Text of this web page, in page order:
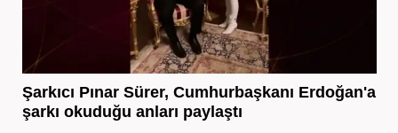
Şarkıcı Pınar Sürer, Cumhurbaşkanı Erdoğan'a
şarkı okuduğu anları paylaştı